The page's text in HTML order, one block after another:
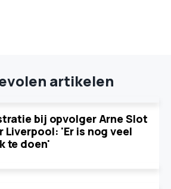
artikelen
bij opvolger Arne Slot
Liverpool: 'Er is nog veel
te doen'